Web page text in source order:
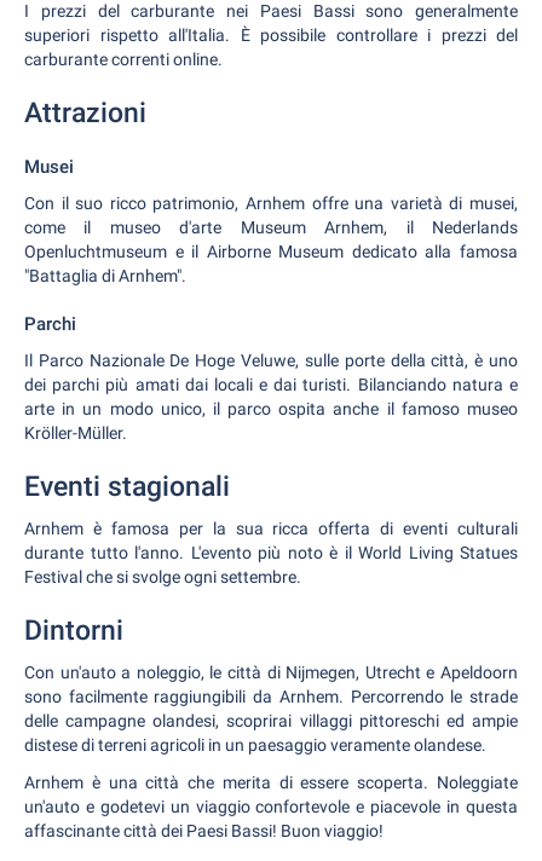
I prezzi del carburante nei Paesi Bassi sono generalmente
superiori rispetto all'Italia. È possibile controllare i prezzi del
carburante correnti online.
Attrazioni
Musei
Con il suo ricco patrimonio, Arnhem offre una varietà di musei,
come il museo d'arte Museum Arnhem, il Nederlands
Openluchtmuseum e il Airborne Museum dedicato alla famosa
"Battaglia di Arnhem".
Parchi
Il Parco Nazionale De Hoge Veluwe, sulle porte della città, è uno
dei parchi più amati dai locali e dai turisti. Bilanciando natura e
arte in un modo unico, il parco ospita anche il famoso museo
Kröller-Müller.
Eventi stagionali
Arnhem è famosa per la sua ricca offerta di eventi culturali
durante tutto l'anno. L'evento più noto è il World Living Statues
Festival che si svolge ogni settembre.
Dintorni
Con un'auto a noleggio, le città di Nijmegen, Utrecht e Apeldoorn
sono facilmente raggiungibili da Arnhem. Percorrendo le strade
delle campagne olandesi, scoprirai villaggi pittoreschi ed ampie
distese di terreni agricoli in un paesaggio veramente olandese.
Arnhem è una città che merita di essere scoperta. Noleggiate
un'auto e godetevi un viaggio confortevole e piacevole in questa
affascinante città dei Paesi Bassi! Buon viaggio!